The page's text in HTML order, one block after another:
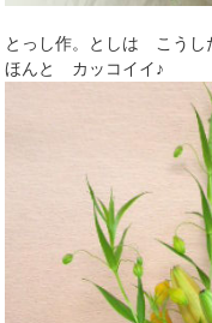
とっし作。としは こう
ほんと カッコイイ♪